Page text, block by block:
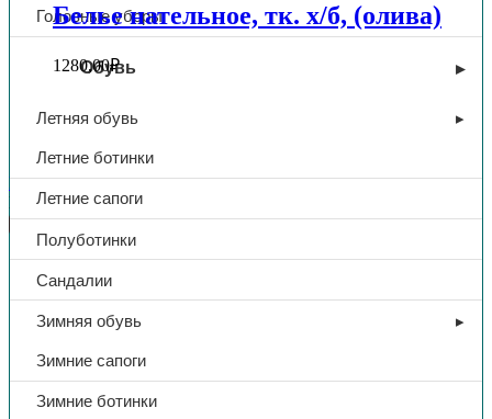
Головные уборы
Обувь
Летняя обувь
Летние ботинки
Летние сапоги
Полуботинки
Сандалии
Зимняя обувь
Зимние сапоги
Зимние ботинки
Белье нательное, тк. х/б, (олива)
1280,00₽
Нательное/Термобелье
Каталог товаров
Летняя спецодежда
Брюки/Полукомбинезоны летние